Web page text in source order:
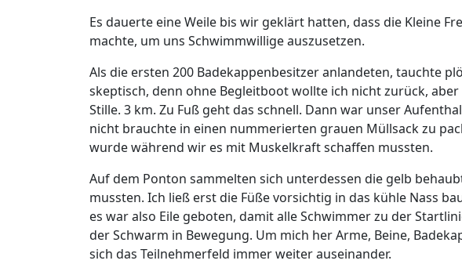
Es dauerte eine Weile bis wir geklärt hatten, dass die Kleine
machte, um uns Schwimmwillige auszusetzen.
Als die ersten 200 Badekappenbesitzer anlandeten, tauchte
skeptisch, denn ohne Begleitboot wollte ich nicht zurück,
Stille. 3 km. Zu Fuß geht das schnell. Dann war unser
nicht brauchte in einen nummerierten grauen Müllsack zu
wurde während wir es mit Muskelkraft schaffen mussten.
Auf dem Ponton sammelten sich unterdessen die gelb
mussten. Ich ließ erst die Füße vorsichtig in das kühle Nass
es war also Eile geboten, damit alle Schwimmer zu der
der Schwarm in Bewegung. Um mich her Arme, Beine,
sich das Teilnehmerfeld immer weiter auseinander.